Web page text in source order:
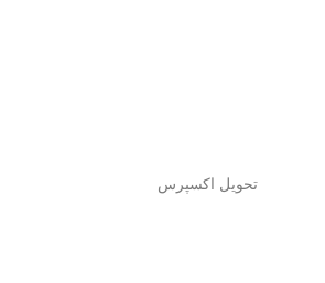
تحویل اکسپرس